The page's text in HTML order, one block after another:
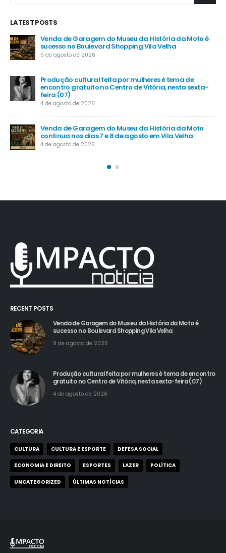
LATEST POSTS
Cariacica intensifica ações de rastreamento e
tratamento do diabetes na rede pública
20 de julho de 2026
MP das dívidas rurais prevê juros a partir de 5% ao
ano
16 de julho de 2026
segurança, infraestrutura e apoio ao agro
6 de junho de 2026
sucesso no Boulevard Shopping Vila Velha
gratuito no Centro de Vitória, nesta sexta-feira (07)
4 de agosto de 2026
CULTURA CULTURA E ESPORTE DEFESA SOCIAL
ECONOMIA E DIREITO ESPORTES LAZER POLÍTICA
UNCATEGORIZED ÚLTIMAS NOTÍCIAS